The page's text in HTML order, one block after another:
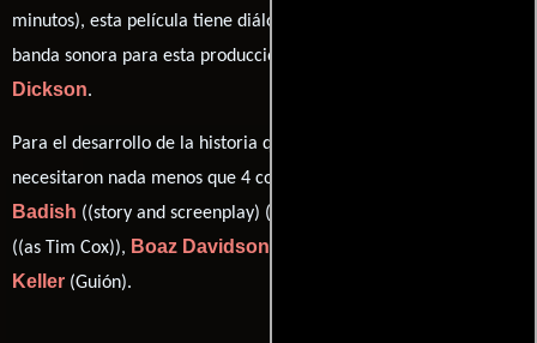
minutos), esta película tiene diálogos originales en
banda sonora para esta producción ha sido compuesta por
Dickson.
Para el desarrollo de la historia que cuenta esta obra, se
necesitaron nada menos que 4 colaboraciones.
Badish ((story and screenplay) (as Ken Badish)),
((as Tim Cox)), Boaz Davidson
Keller (Guión).